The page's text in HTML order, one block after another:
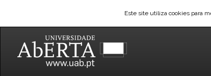
Este site utiliza cookies para